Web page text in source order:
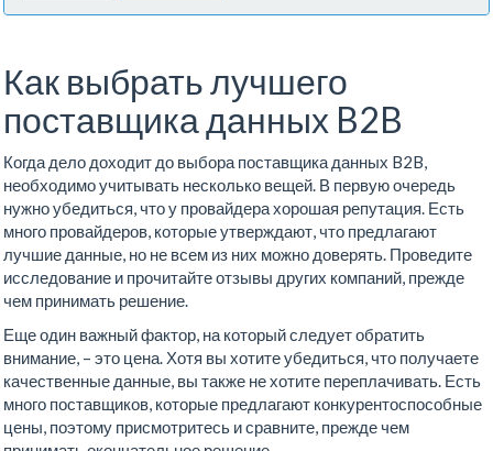
Как выбрать лучшего
поставщика данных B2B
Когда дело доходит до выбора поставщика данных B2B,
необходимо учитывать несколько вещей. В первую очередь
нужно убедиться, что у провайдера хорошая репутация. Есть
много провайдеров, которые утверждают, что предлагают
лучшие данные, но не всем из них можно доверять. Проведите
исследование и прочитайте отзывы других компаний, прежде
чем принимать решение.
Еще один важный фактор, на который следует обратить
внимание, – это цена. Хотя вы хотите убедиться, что получаете
качественные данные, вы также не хотите переплачивать. Есть
много поставщиков, которые предлагают конкурентоспособные
цены, поэтому присмотритесь и сравните, прежде чем